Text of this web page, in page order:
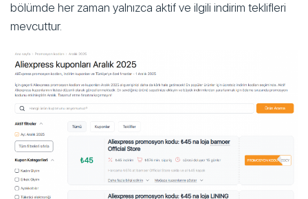
bölümde her zaman yalnızca aktif ve ilgili indirim teklifleri
mevcuttur.